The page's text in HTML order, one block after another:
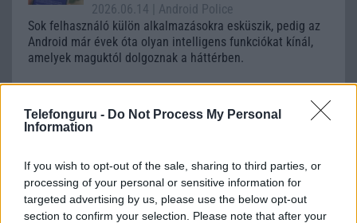
Telefonguru - Do Not Process My Personal
Information
If you wish to opt-out of the sale, sharing to third parties, or
processing of your personal or sensitive information for
targeted advertising by us, please use the below opt-out
section to confirm your selection. Please note that after your
2026.06.14
| Android Police
Sok felhasználó külön alkalmazásokra esküszik, pedig az
Android már évek óta olyan intelligens funkciókat kínál,
amelyek maguktól dolgoznak a háttérben.
Ez a rejtett Samsung funkció teljesen
megváltoztatja a mobilhasználatot –
sokan mégsem tudnak róla
Az Edge Panel az egyik leghasznosabb funkció, amely
jelentősen felgyorsítja a mindennapi használatot,
miközben a Pixel telefonokból továbbra is hiányzik.